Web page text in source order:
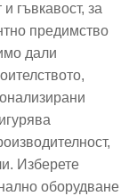
гъвкавост, за
предимство
дали
Изберете
оборудване